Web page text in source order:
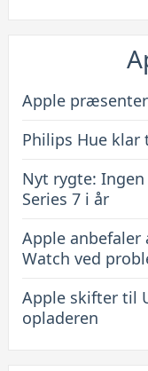
Apple
Philips Hue klar
Nyt rygte:
Series 7 i år
Apple anbefaler
Watch ved
Apple skifter til
opladeren